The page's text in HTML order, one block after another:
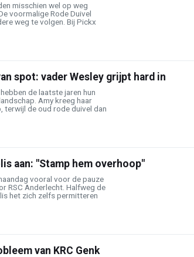
misschien wel op weg
voormalige Rode Duivel
weg te volgen. Bij Pickx
spot: vader Wesley grijpt hard in
de laatste jaren hun
Amy kreeg haar
terwijl de oud rode duivel dan
aan: "Stamp hem overhoop"
vooral voor de pauze
RSC Anderlecht. Halfweg de
het zich zelfs permitteren
van KRC Genk